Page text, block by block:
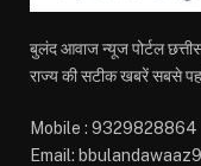
बुलंद आवाज न्यूज पोर्टल
राज्य की सटीक खबरें सबसे
Mobile : 9329828864
Email: